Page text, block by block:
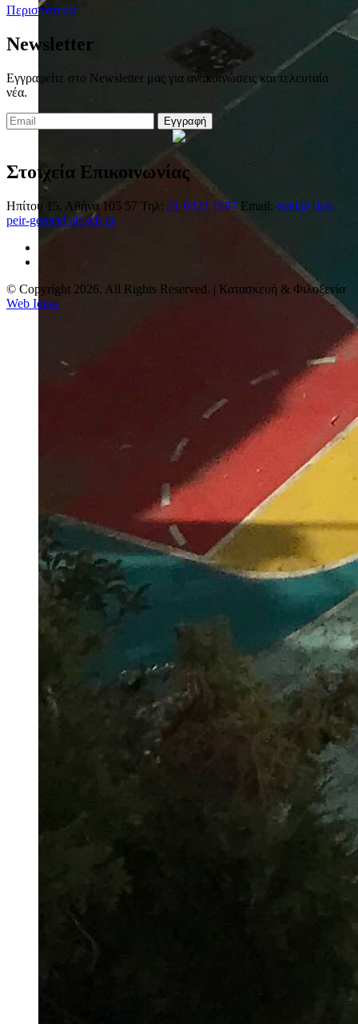
Περισσότερα
Newsletter
Εγγραφείτε στο Newsletter μας για ανακοινώσεις και τελευταία
νέα.
Εγγραφή
Στοιχεία Επικοινωνίας
Ηπίτου 15, Αθήνα 105 57 Τηλ: 21 0322 1687 Email: mail@1lyk-
peir-gennad.att.sch.gr
© Copyright 2026. All Rights Reserved. | Κατασκευή & Φιλοξενία
Web Ideas